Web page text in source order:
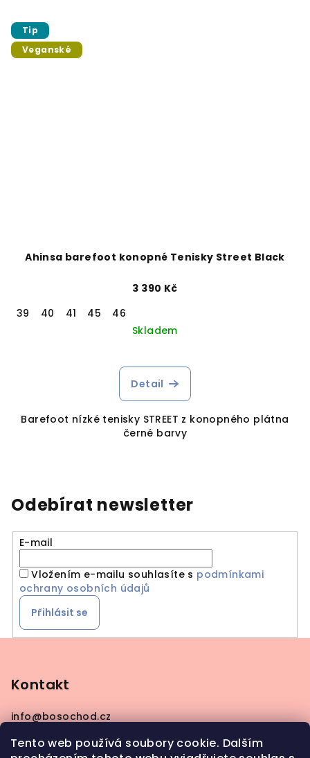
Tento web používá soubory cookie. Dalším
Tip
Veganské
Ahinsa barefoot konopné Tenisky Street Black
3 390 Kč
39
40 41 45
46
Skladem
Detail
Barefoot nízké tenisky STREET z konopného plátna
černé barvy
Odebírat newsletter
E-mail
Vložením e-mailu souhlasíte s podmínkami
ochrany osobních údajů
Přihlásit se
t
Kontakt
info@bosochod.cz